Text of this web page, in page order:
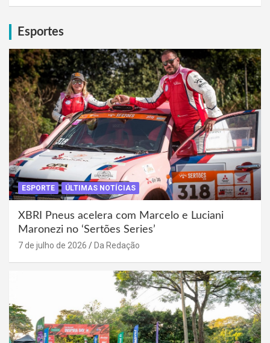
Esportes
ESPORTE ÚLTIMAS NOTÍCIAS
XBRI Pneus acelera com Marcelo e Luciani
Maronezi no ‘Sertões Series’
7 de julho de 2026 Da Redação